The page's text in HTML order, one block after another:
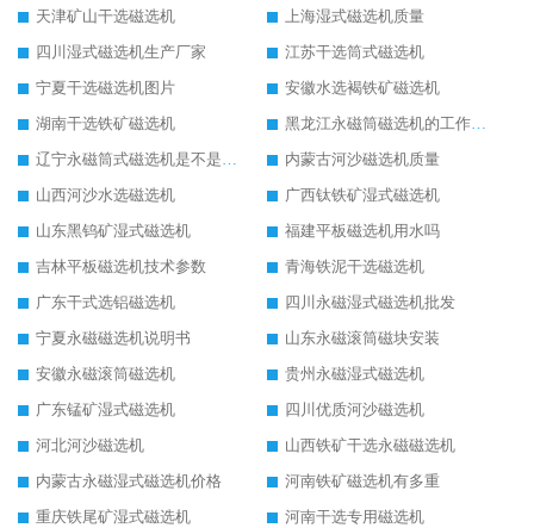
天津矿山干选磁选机
上海湿式磁选机质量
四川湿式磁选机生产厂家
江苏干选筒式磁选机
宁夏干选磁选机图片
安徽水选褐铁矿磁选机
湖南干选铁矿磁选机
黑龙江永磁筒磁选机的工作原理
辽宁永磁筒式磁选机是不是强磁
内蒙古河沙磁选机质量
山西河沙水选磁选机
广西钛铁矿湿式磁选机
山东黑钨矿湿式磁选机
福建平板磁选机用水吗
吉林平板磁选机技术参数
青海铁泥干选磁选机
广东干式选铝磁选机
四川永磁湿式磁选机批发
宁夏永磁磁选机说明书
山东永磁滚筒磁块安装
安徽永磁滚筒磁选机
贵州永磁湿式磁选机
广东锰矿湿式磁选机
四川优质河沙磁选机
河北河沙磁选机
山西铁矿干选永磁磁选机
内蒙古永磁湿式磁选机价格
河南铁矿磁选机有多重
重庆铁尾矿湿式磁选机
河南干选专用磁选机